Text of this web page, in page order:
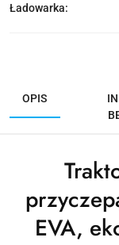
Ładowarka:
OPIS
EVA,